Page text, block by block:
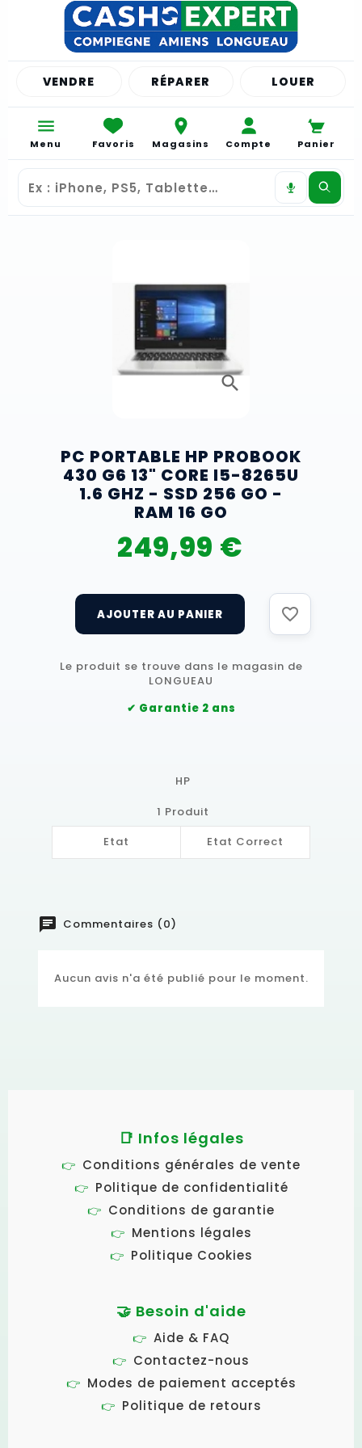
VENDRE RÉPARER LOUER
Menu Favoris Magasins Compte Panier
search
PC PORTABLE HP PROBOOK
430 G6 13" CORE I5-8265U
1.6 GHZ - SSD 256 GO -
RAM 16 GO
249,99 €
favorite_border
Le produit se trouve dans le magasin de
LONGUEAU
HP
1 Produit
Etat
Etat Correct
chat Commentaires (0)
Aucun avis n'a été publié pour le moment.
📑 Infos légales
Conditions générales de vente
Politique de confidentialité
Conditions de garantie
Mentions légales
Politique Cookies
🤝 Besoin d'aide
Aide & FAQ
Contactez-nous
Modes de paiement acceptés
Politique de retours